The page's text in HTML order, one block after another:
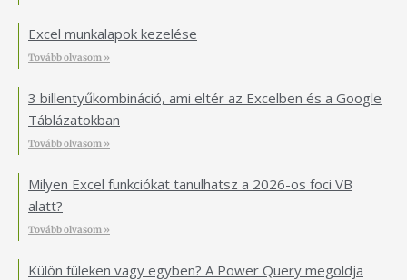
Excel munkalapok kezelése
Tovább olvasom »
3 billentyűkombináció, ami eltér az Excelben és a Google
Táblázatokban
Tovább olvasom »
Milyen Excel funkciókat tanulhatsz a 2026-os foci VB
alatt?
Tovább olvasom »
Külön füleken vagy egyben? A Power Query megoldja